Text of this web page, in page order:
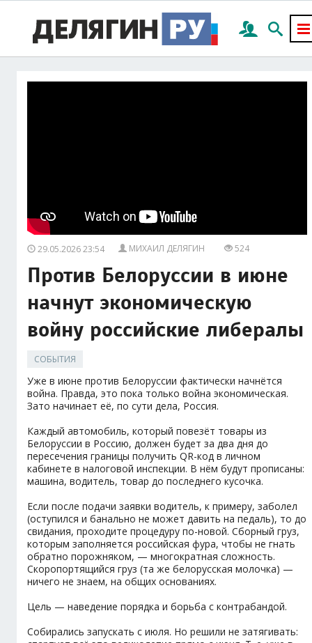
29.05.2026 23:54 МИХАИЛ ДЕЛЯГИН 524
Против Белоруссии в июне
начнут экономическую
войну российские либералы
СОБЫТИЯ
Уже в июне против Белоруссии фактически начнётся
война. Правда, это пока только война экономическая.
Зато начинает её, по сути дела, Россия.
Каждый автомобиль, который повезёт товары из
Белоруссии в Россию, должен будет за два дня до
пересечения границы получить QR-код в личном
кабинете в налоговой инспекции. В нём будут прописаны:
машина, водитель, товар до последнего кусочка.
Если после подачи заявки водитель, к примеру, заболел
(оступился и банально не может давить на педаль), то до
свидания, проходите процедуру по-новой. Сборный груз,
которым заполняется российская фура, чтобы не гнать
обратно порожняком, — многократная сложность.
Скоропортящийся груз (та же белорусская молочка) —
ничего не знаем, на общих основаниях.
Цель — наведение порядка и борьба с контрабандой.
Собирались запускать с июля. Но решили не затягивать: